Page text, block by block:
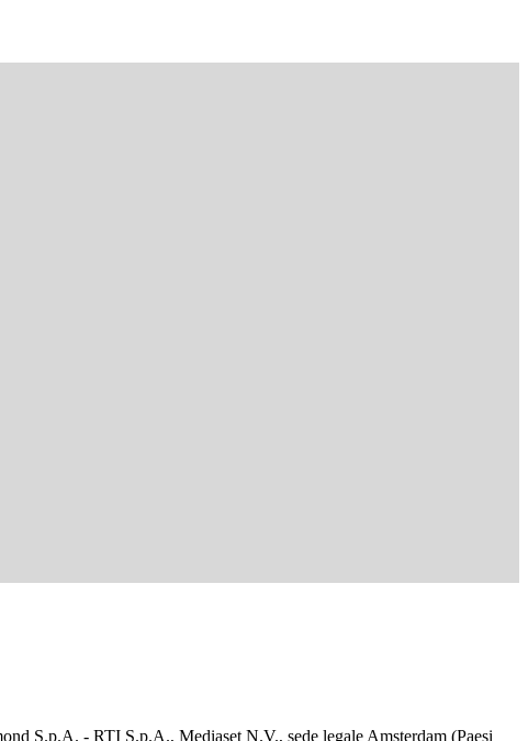
S.p.A. - RTI S.p.A., Mediaset N.V., sede legale Amsterdam (Paesi